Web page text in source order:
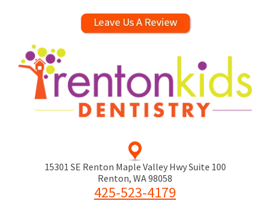
15301 SE Renton Maple Valley Hwy Suite 100
Renton, WA98058
425-523-4179